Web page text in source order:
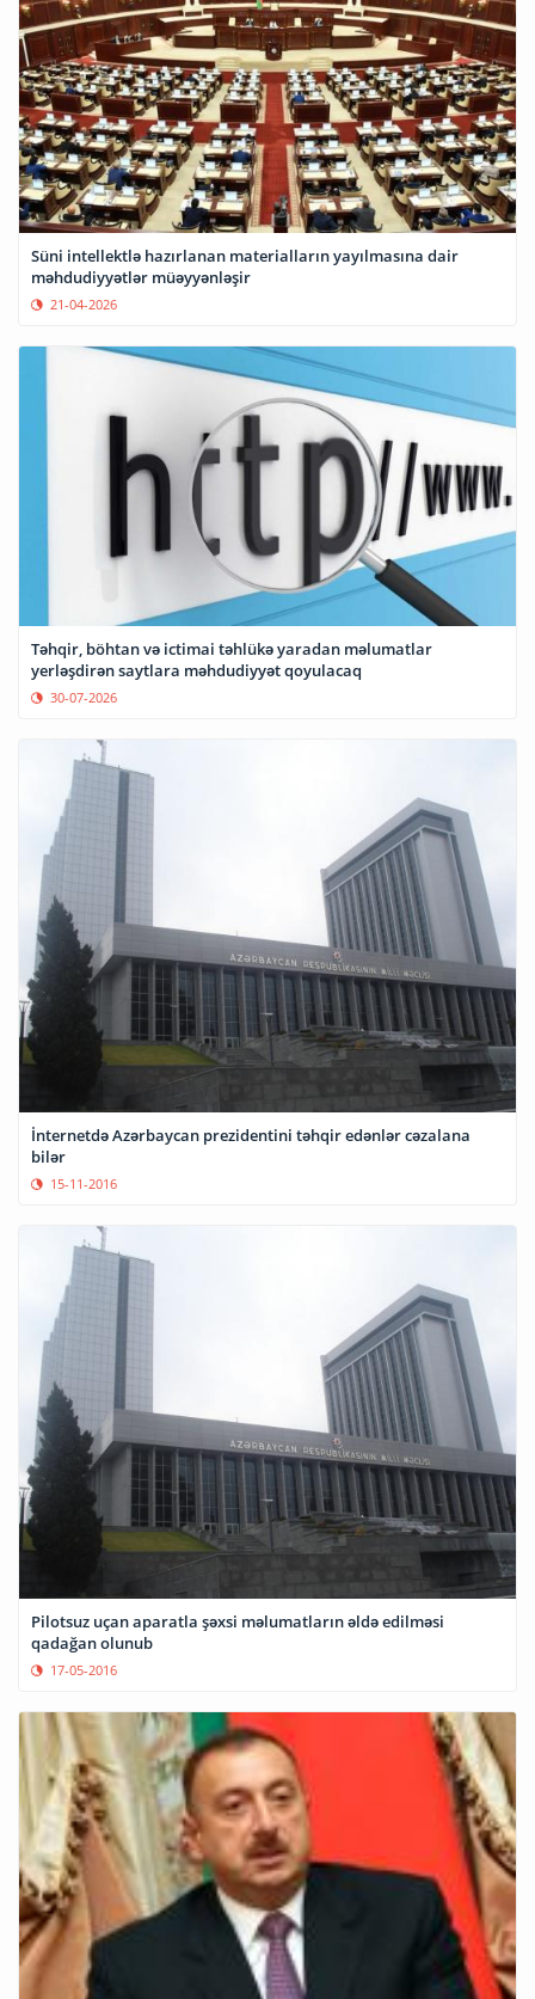
Süni intellektlə hazırlanan materialların yayılmasına dair
məhdudiyyətlər müəyyənləşir
21-04-2026
Təhqir, böhtan və ictimai təhlükə yaradan məlumatlar
yerləşdirən saytlara məhdudiyyət qoyulacaq
30-07-2026
İnternetdə Azərbaycan prezidentini təhqir edənlər cəzalana
bilər
15-11-2016
Pilotsuz uçan aparatla şəxsi məlumatların əldə edilməsi
qadağan olunub
17-05-2016